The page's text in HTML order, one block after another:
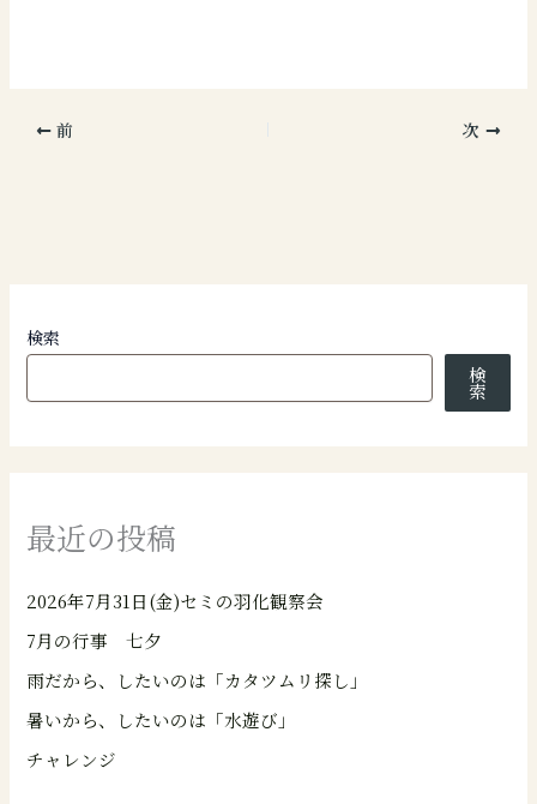
前 次
検索
検
索
最近の投稿
2026年7月31日(金)セミの羽化観察会
7月の行事 七夕
雨だから、したいのは「カタツムリ探し」
暑いから、したいのは「水遊び」
チャレンジ